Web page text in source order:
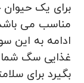
برای یک حیوان
مناسب می باشد
ادامه به این
غذایی سگ شما
بگیرد برای